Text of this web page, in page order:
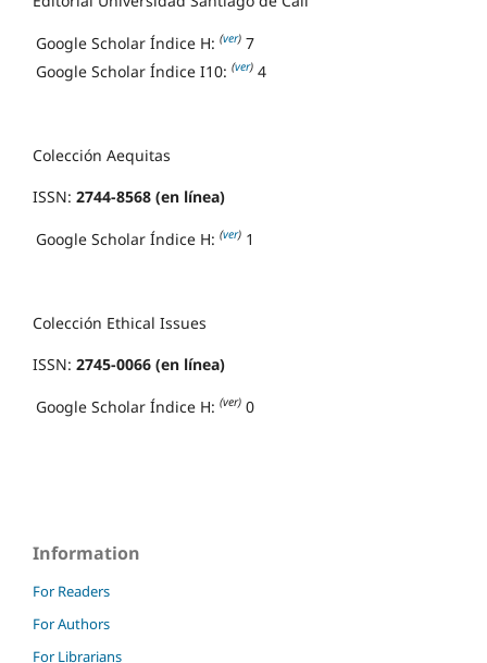
Google Scholar Índice H: (ver) 7
Google Scholar Índice I10: (ver) 4
Colección Aequitas
ISSN: 2744-8568 (en línea)
Google Scholar Índice H: (ver) 1
Colección Ethical Issues
ISSN: 2745-0066 (en línea)
Google Scholar Índice H: (ver) 0
Information
For Readers
For Authors
For Librarians